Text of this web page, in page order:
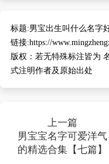
标题:男宝出生叫什么名字
链接:https://
版权： 若无特殊标注皆为
式注明作者及原始出处
上一篇
男宝宝名字可爱洋气
的精选合集【七篇】